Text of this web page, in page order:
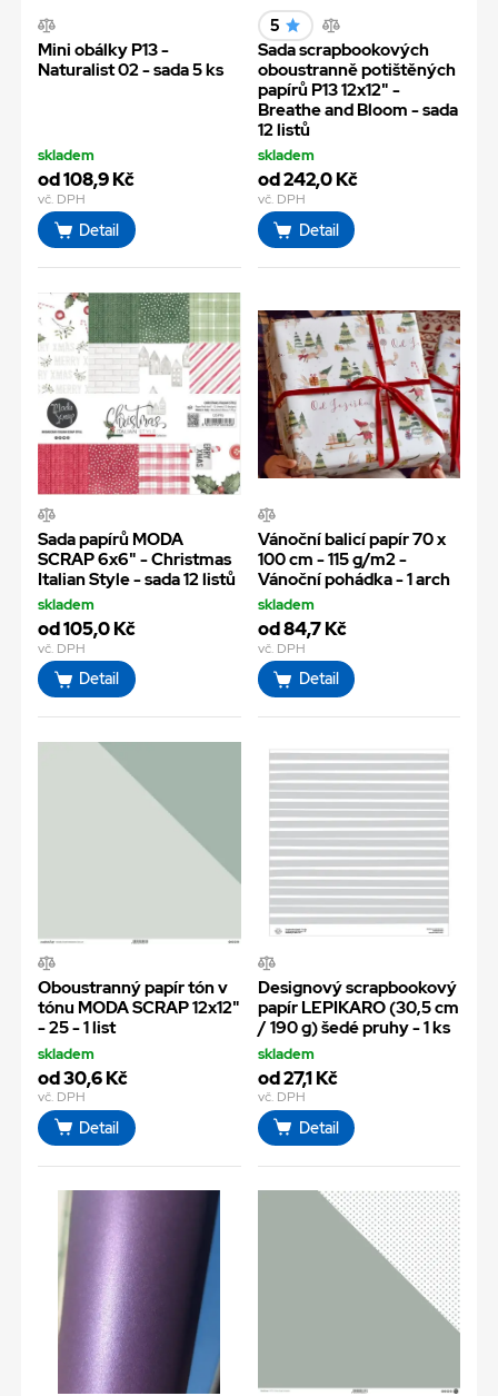
Mini obálky P13 -
Naturalist 02 - sada 5 ks
skladem
od 108,9 Kč
vč. DPH
Detail
5
Sada scrapbookových
oboustranně potištěných
papírů P13 12x12" -
Breathe and Bloom - sada
12 listů
skladem
od 242,0 Kč
vč. DPH
Detail
Sada papírů MODA
SCRAP 6x6" - Christmas
Italian Style - sada 12 listů
skladem
od 105,0 Kč
vč. DPH
Detail
Vánoční balicí papír 70 x
100 cm - 115 g/m2 -
Vánoční pohádka - 1 arch
skladem
od 84,7 Kč
vč. DPH
Detail
Oboustranný papír tón v
tónu MODA SCRAP 12x12"
- 25 - 1 list
skladem
od 30,6 Kč
vč. DPH
Detail
Designový scrapbookový
papír LEPIKARO (30,5 cm
/ 190 g) šedé pruhy - 1 ks
skladem
od 27,1 Kč
vč. DPH
Detail